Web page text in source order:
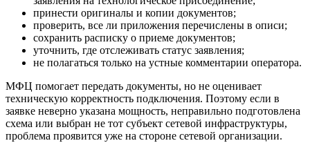
принести оригиналы и копии документов;
проверить, все ли приложения перечислены в описи;
сохранить расписку о приеме документов;
уточнить, где отслеживать статус заявления;
не полагаться только на устные комментарии оператора.
МФЦ помогает передать документы, но не оценивает
техническую корректность подключения. Поэтому если в
заявке неверно указана мощность, неправильно подготовлена
схема или выбран не тот субъект сетевой инфраструктуры,
проблема проявится уже на стороне сетевой организации.